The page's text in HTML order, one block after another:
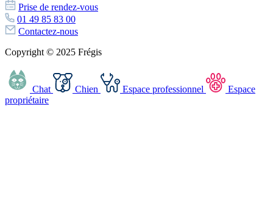
Prise de rendez-vous
01 49 85 83 00
Contactez-nous
Copyright © 2025 Frégis
Chat Chien Espace professionnel
Espace
propriétaire